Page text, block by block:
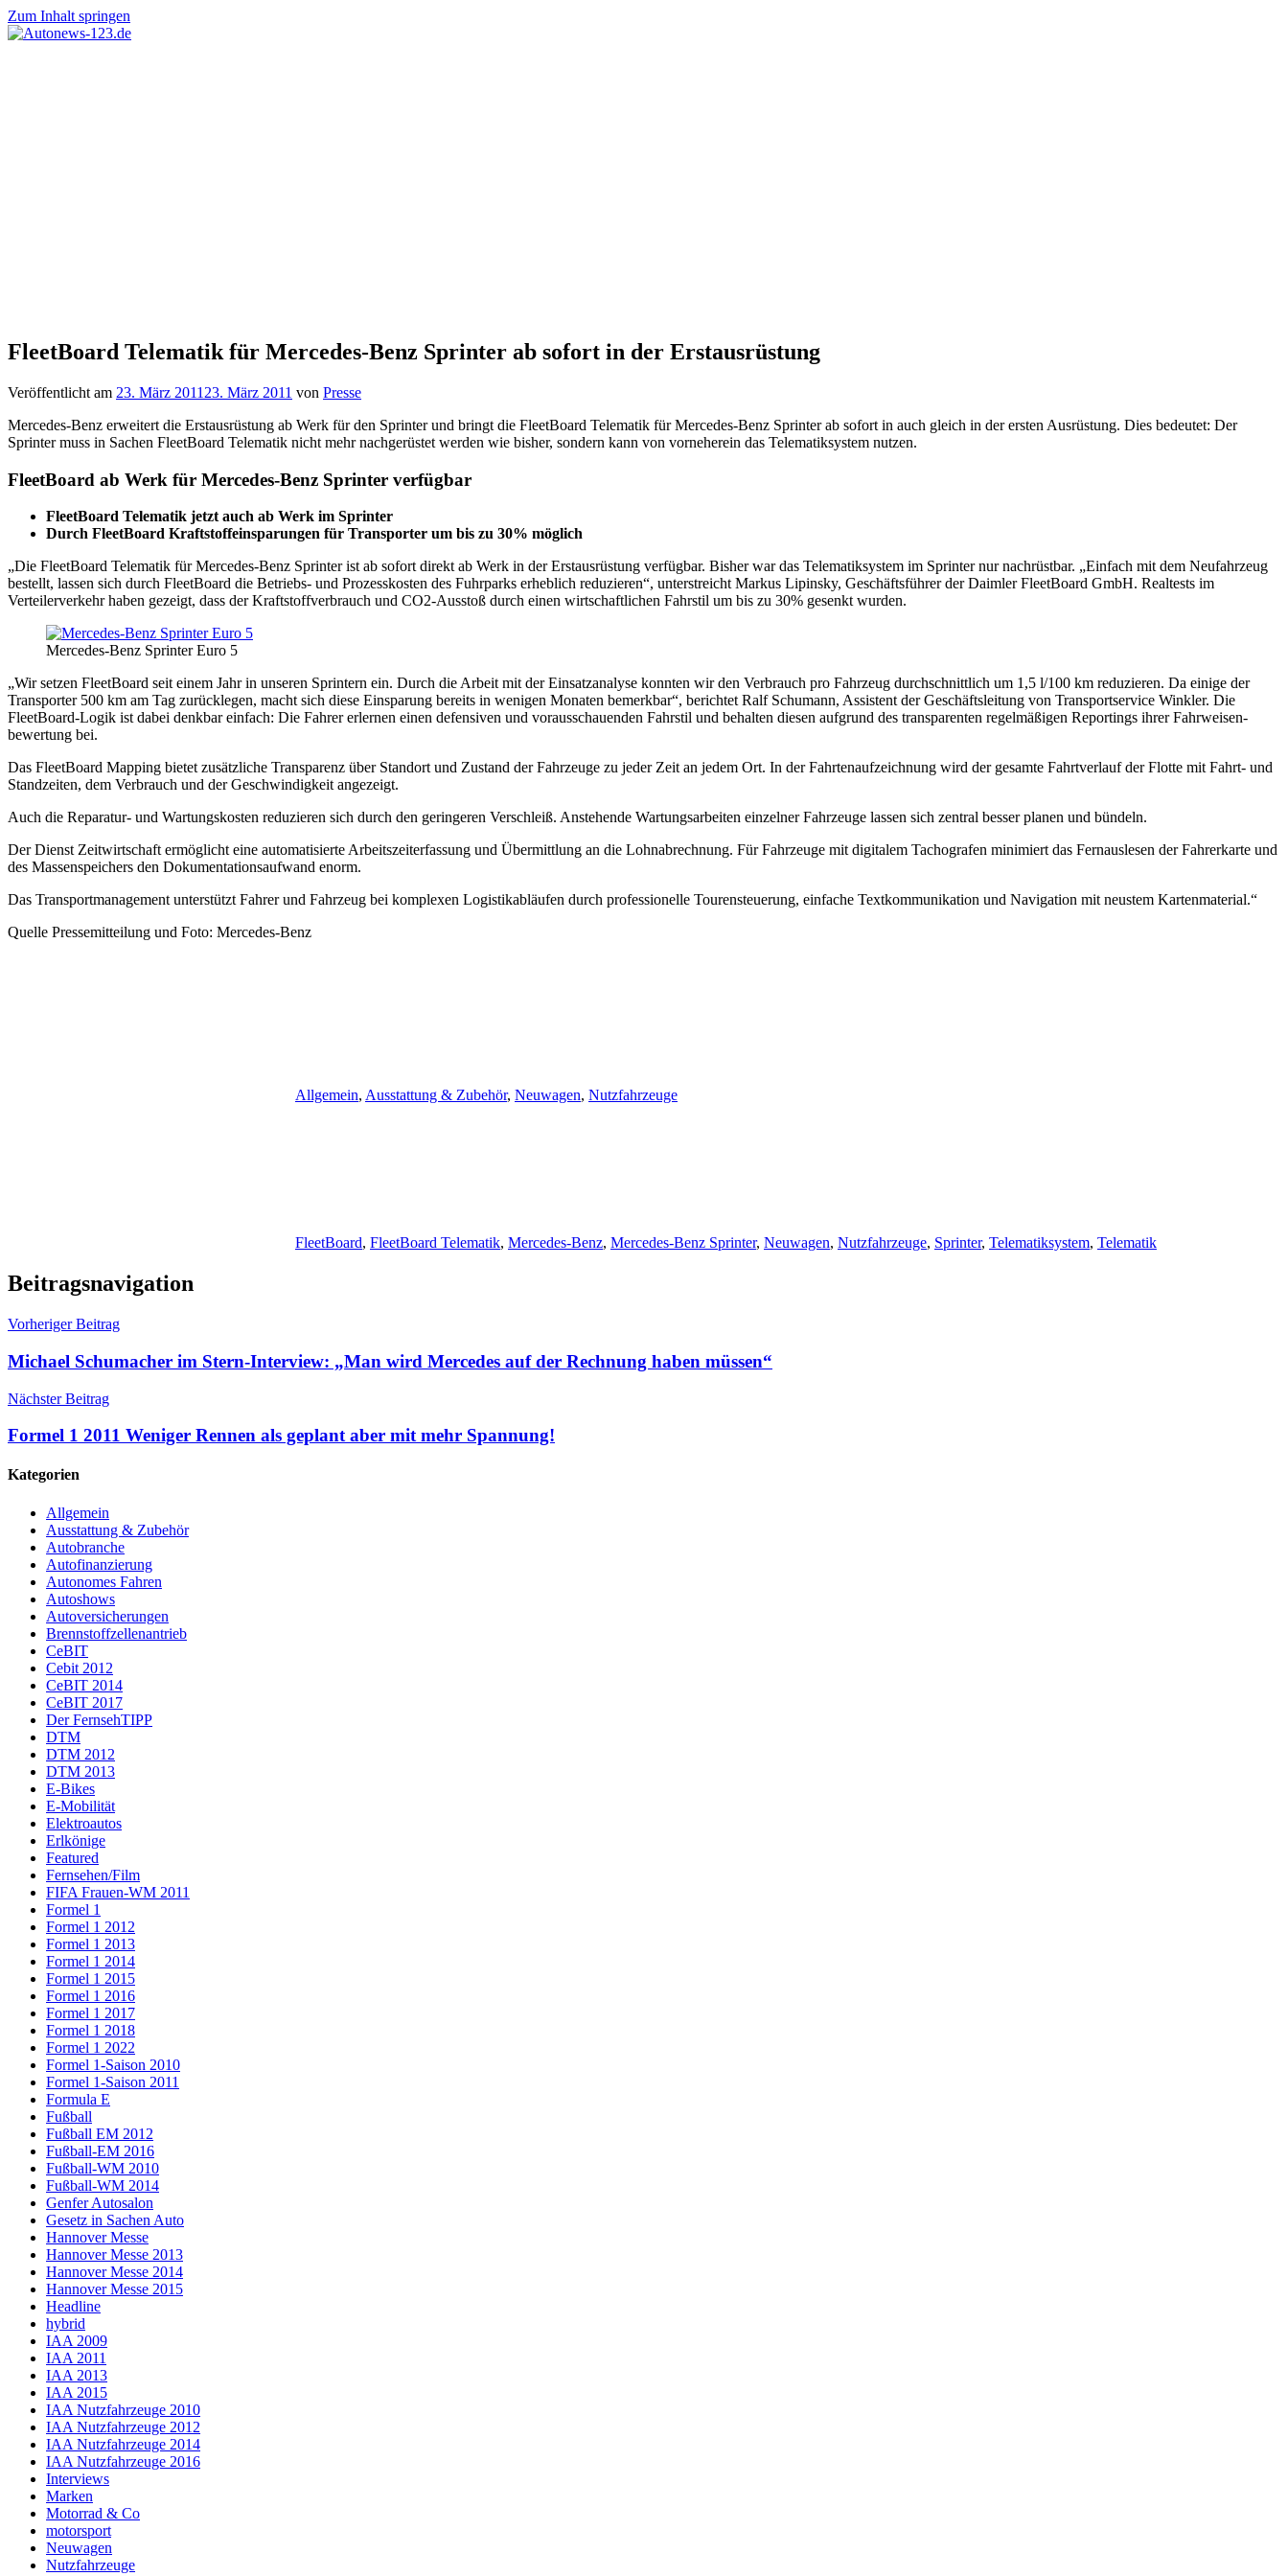
Zum Inhalt springen
FleetBoard Telematik für Mercedes-Benz Sprinter ab sofort in der Erstausrüstung
Veröffentlicht am 23. März 2011 23. März 2011 von Presse
Mercedes-Benz erweitert die Erstausrüstung ab Werk für den Sprinter und bringt die FleetBoard Telematik für Mercedes-Benz Sprinter ab sofort in auch gleich in der ersten Ausrüstung. Dies bedeutet: Der
Sprinter muss in Sachen FleetBoard Telematik nicht mehr nachgerüstet werden wie bisher, sondern kann von vorneherein das Tele­matik­­system nutzen.
FleetBoard ab Werk für Mercedes-Benz Sprinter verfügbar
FleetBoard Telematik jetzt auch ab Werk im Sprinter
Durch FleetBoard Kraftstoffeinsparungen für Transporter um bis zu 30% möglich
„Die FleetBoard Telematik für Mercedes-Benz Sprinter ist ab sofort direkt ab Werk in der Erstausrüstung verfügbar. Bisher war das Tele­matik­­system im Sprinter nur nachrüstbar. „Einfach mit dem Neu­fahrzeug
bestellt, lassen sich durch FleetBoard die Betriebs- und Prozess­kosten des Fuhrparks erheblich reduzieren“, unterstreicht Markus Lipinsky, Geschäftsführer der Daimler FleetBoard GmbH. Realtests im
Verteilerverkehr haben gezeigt, dass der Kraftstoff­ver­brauch und CO2-Ausstoß durch einen wirtschaftlichen Fahrstil um bis zu 30% gesenkt wurden.
Mercedes-Benz Sprinter Euro 5
„Wir setzen FleetBoard seit einem Jahr in unseren Sprintern ein. Durch die Arbeit mit der Einsatzanalyse konnten wir den Verbrauch pro Fahr­zeug durchschnittlich um 1,5 l/100 km reduzieren. Da einige der
Transporter 500 km am Tag zurücklegen, macht sich diese Einsparung bereits in wenigen Monaten bemerkbar“, berichtet Ralf Schumann, Assistent der Geschäfts­leitung von Transportservice Winkler. Die
FleetBoard-Logik ist dabei denkbar einfach: Die Fahrer erlernen einen defensiven und vorausschauenden Fahrstil und behalten diesen auf­grund des transparenten regelmäßigen Reportings ihrer Fahr­weisen­
bewertung bei.
Das FleetBoard Mapping bietet zusätzliche Transparenz über Standort und Zustand der Fahrzeuge zu jeder Zeit an jedem Ort. In der Fahrten­aufzeichnung wird der gesamte Fahrtverlauf der Flotte mit Fahrt- und
Standzeiten, dem Verbrauch und der Geschwindigkeit angezeigt.
Auch die Reparatur- und Wartungskosten reduzieren sich durch den geringeren Verschleiß. Anstehende Wartungsarbeiten einzelner Fahr­zeuge lassen sich zentral besser planen und bündeln.
Der Dienst Zeitwirtschaft ermöglicht eine automatisierte Arbeitszeiter­fassung und Übermittlung an die Lohnabrechnung. Für Fahrzeuge mit digitalem Tachografen minimiert das Fernauslesen der Fahrerkarte und
des Massenspeichers den Dokumentationsaufwand enorm.
Das Transport­management unterstützt Fahrer und Fahrzeug bei kom­plexen Logistikabläufen durch professionelle Tourensteuerung, ein­fache Textkommunikation und Navigation mit neustem Karten­material.“
Quelle Pressemitteilung und Foto: Mercedes-Benz
Allgemein, Ausstattung & Zubehör, Neuwagen, Nutzfahrzeuge
FleetBoard, FleetBoard Telematik, Mercedes-Benz, Mercedes-Benz Sprinter, Neuwagen, Nutzfahrzeuge, Sprinter, Tele­matik­­system, Telematik
Beitragsnavigation
Vorheriger Beitrag
Michael Schumacher im Stern-Interview: „Man wird Mercedes auf der Rechnung haben müssen“
Nächster Beitrag
Formel 1 2011 Weniger Rennen als geplant aber mit mehr Spannung!
Kategorien
Allgemein
Ausstattung & Zubehör
Autobranche
Autofinanzierung
Autonomes Fahren
Autoshows
Autoversicherungen
Brennstoffzellenantrieb
CeBIT
Cebit 2012
CeBIT 2014
CeBIT 2017
Der FernsehTIPP
DTM
DTM 2012
DTM 2013
E-Bikes
E-Mobilität
Elektroautos
Erlkönige
Featured
Fernsehen/Film
FIFA Frauen-WM 2011
Formel 1
Formel 1 2012
Formel 1 2013
Formel 1 2014
Formel 1 2015
Formel 1 2016
Formel 1 2017
Formel 1 2018
Formel 1 2022
Formel 1-Saison 2010
Formel 1-Saison 2011
Formula E
Fußball
Fußball EM 2012
Fußball-EM 2016
Fußball-WM 2010
Fußball-WM 2014
Genfer Autosalon
Gesetz in Sachen Auto
Hannover Messe
Hannover Messe 2013
Hannover Messe 2014
Hannover Messe 2015
Headline
hybrid
IAA 2009
IAA 2011
IAA 2013
IAA 2015
IAA Nutzfahrzeuge 2010
IAA Nutzfahrzeuge 2012
IAA Nutzfahrzeuge 2014
IAA Nutzfahrzeuge 2016
Interviews
Marken
Motorrad & Co
motorsport
Neuwagen
Nutzfahrzeuge